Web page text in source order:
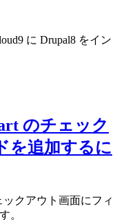
に Drupal8 をイン
のチェック
を追加するに
ックアウト画面にフィ
。